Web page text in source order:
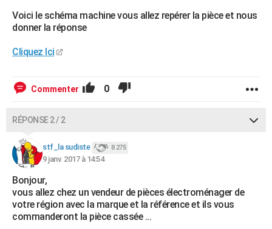
S'inscrire
Se connecter
Lycées
Collèges
Primaires
Universités
Entreprises
Service militaire
Avis de recherche
AVIS DE DÉCÈS
Voici le schéma machine vous allez repérer la pièce et nous
donner la réponse
Cliquez Ici
Commenter 0
RÉPONSE 2 / 2
stf_la sudiste 8 275
9 janv. 2017 à 14:54
Bonjour,
vous allez chez un vendeur de pièces électroménager de
votre région avec la marque et la référence et ils vous
commanderont la pièce cassée ...